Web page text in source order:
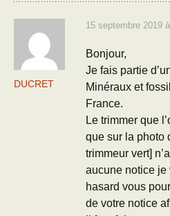
DUCRET
15 septembre 2019
Bonjour,
Je fais partie
Minéraux et
France.
Le trimmer que
que sur la photo
trimmeur vert]
aucune notice je
hasard vous
de votre notice